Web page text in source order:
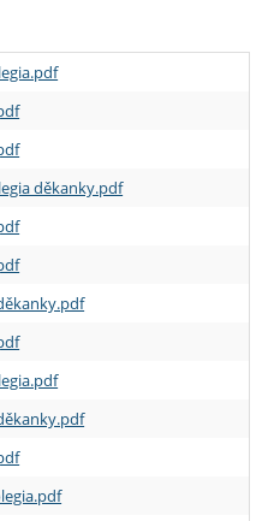
děkanky.pdf